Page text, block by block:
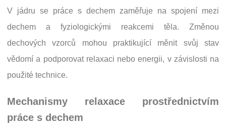
V jádru se práce s dechem zaměřuje na spojení mezi
dechem a fyziologickými reakcemi těla. Změnou
dechových vzorců mohou praktikující měnit svůj stav
vědomí a podporovat relaxaci nebo energii, v závislosti na
použité technice.
Mechanismy relaxace prostřednictvím
práce s dechem